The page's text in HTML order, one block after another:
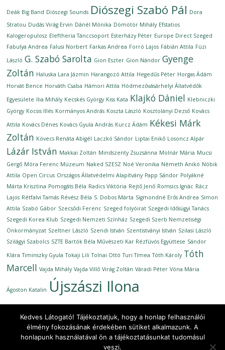
Deák Big Band Diószegi Sounds Diószegi Szabó Pál Dora
Stratou Dudás Virág Ervin Dánél Mónika Dömötör Mihály Efstatios
Kalogeropulosz Eleftheria Tánccsoport Esterházy Péter Europe Direct Szeged
Fabulya Andrea Falusi Norbert Farkas Andrea Forró Lajos Fábián Attila Füzi
László G. Szabó Sarolta Gion Eszter Gion Nándor Gyenge
Zoltán Haluska Lara Jázmin Harangozó Attila Hegedűs Péter Horgas Ádám
Horvát Bence Horváth Csaba Hámori Attila Hódmezővásárhelyi Állatvédők
Egyesülete Ilia Mihály Kecskés György Kiss Kata Klajkó Dániel Klebniczki
György Kocsis Illés Kormányos András Koszta László Kosztolányi Dezső Kovács
Attila Kovács Dénes Kovács Gyula András Kurcz Ádám Kékesi Márk
Zoltán Kövecs Renáta Abigél Laczkó Sándor Liptai Enikő Losoncz Alpár
Lázár István Makkai Zoltán Mindszenty Zsuzsánna Molnár Mária Mucsi
Gergő Móra Ferenc Múzeum Naked SZESZ Noé Veronika Németh Anikó Nóbik
Attila Open Circus Országos Állatvédelmi Alapítvány Papp Sándor Polyákné
Márta Krisztina Pomogáts Béla Radics Viktória Rejtő Jenő Romsics Ignác Rácz
Lajos Rétfalvi Tamás Révész Béla S. Dobos Márta Sigmondné Erős Andrea Simon
Attila Szabó Gábor Szecsődi Ferenc Szeged folyóirat Szegedi Idősügyi Tanács
Szegedi Korea Klub Szegedi Nemzeti Színház Szegedi Szerb Nemzetiségi
Önkormányzat Szeltner László Szendi István Szentistványi István Szilasi László
Szilágyi Szabolcs SZTE Bartók Béla Művészeti Kar Rézfúvós Együttese Sándor
Klára Timinszky Gyula Tokaji Lili Tolnai Ottó Turi Tímea Tóth Károly Tóth
Marcell Vajda Mihály Vajda Villő Virág Zoltán Váradi Péter Vóna Mária
Ágoston Katalin Újszászi Ilona
Copyright © 2026Ünnepi Könyvhét Szeged, 2020. szeptember
Kedves Látogató! Tájékoztatjuk, hogy a honlap felhasználói
élmény fokozásának érdekében sütiket alkalmazunk. A
honlapunk használatával ön a tájékoztatásunkat tudomásul
veszi.